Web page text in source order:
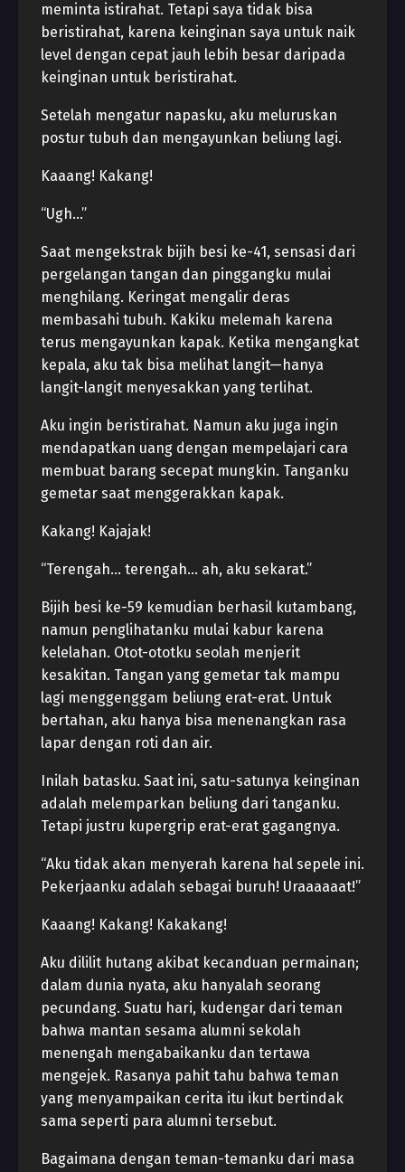
meminta istirahat. Tetapi saya tidak bisa
beristirahat, karena keinginan saya untuk naik
level dengan cepat jauh lebih besar daripada
keinginan untuk beristirahat.
Setelah mengatur napasku, aku meluruskan
postur tubuh dan mengayunkan beliung lagi.
Kaaang! Kakang!
“Ugh…”
Saat mengekstrak bijih besi ke-41, sensasi dari
pergelangan tangan dan pinggangku mulai
menghilang. Keringat mengalir deras
membasahi tubuh. Kakiku melemah karena
terus mengayunkan kapak. Ketika mengangkat
kepala, aku tak bisa melihat langit—hanya
langit-langit menyesakkan yang terlihat.
Aku ingin beristirahat. Namun aku juga ingin
mendapatkan uang dengan mempelajari cara
membuat barang secepat mungkin. Tanganku
gemetar saat menggerakkan kapak.
Kakang! Kajajak!
“Terengah… terengah… ah, aku sekarat.”
Bijih besi ke-59 kemudian berhasil kutambang,
namun penglihatanku mulai kabur karena
kelelahan. Otot-ototku seolah menjerit
kesakitan. Tangan yang gemetar tak mampu
lagi menggenggam beliung erat-erat. Untuk
bertahan, aku hanya bisa menenangkan rasa
lapar dengan roti dan air.
Inilah batasku. Saat ini, satu-satunya keinginan
adalah melemparkan beliung dari tanganku.
Tetapi justru kupergrip erat-erat gagangnya.
“Aku tidak akan menyerah karena hal sepele ini.
Pekerjaanku adalah sebagai buruh! Uraaaaaat!”
Kaaang! Kakang! Kakakang!
Aku dililit hutang akibat kecanduan permainan;
dalam dunia nyata, aku hanyalah seorang
pecundang. Suatu hari, kudengar dari teman
bahwa mantan sesama alumni sekolah
menengah mengabaikanku dan tertawa
mengejek. Rasanya pahit tahu bahwa teman
yang menyampaikan cerita itu ikut bertindak
sama seperti para alumni tersebut.
Bagaimana dengan teman-temanku dari masa